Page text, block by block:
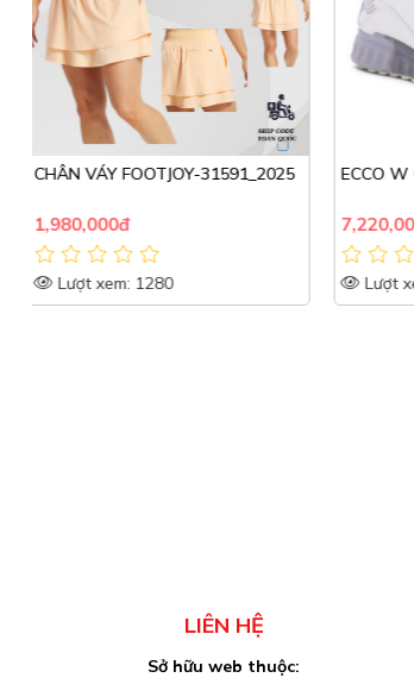
ECCO W GOLF S-THREE
7,220,000đ
Lượt xem: 1677
Giày
Lượt
LIÊN HỆ
Sở hữu web thuộc: